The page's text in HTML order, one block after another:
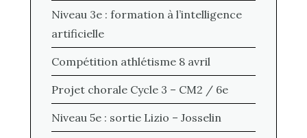
Niveau 3e : formation à l’intelligence
artificielle
Compétition athlétisme 8 avril
Projet chorale Cycle 3 – CM2 / 6e
Niveau 5e : sortie Lizio – Josselin